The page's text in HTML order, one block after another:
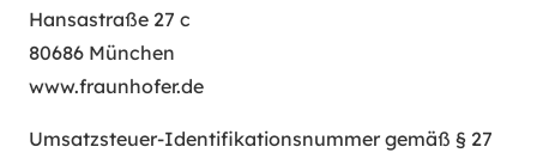
Hansastraße 27 c
80686 München
www.fraunhofer.de
Umsatzsteuer-Identifikationsnummer gemäß § 27